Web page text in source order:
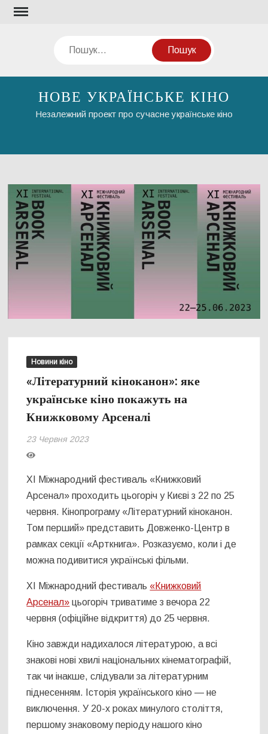
Перейти
Пошук
НОВЕ УКРАЇНСЬКЕ КІНО
Незалежний проект про сучасне українське кіно
Новини кіно
«Літературний кіноканон»: яке
українське кіно покажуть на
Книжковому Арсеналі
23 Червня 2023
XI Міжнародний фестиваль «Книжковий
Арсенал» проходить цьогоріч у Києві з 22 по 25
червня. Кінопрограму «Літературний кіноканон.
Том перший» представить Довженко-Центр в
рамках секції «Арткнига». Розказуємо, коли і де
можна подивитися українські фільми.
XI Міжнародний фестиваль «Книжковий
Арсенал» цьогоріч триватиме з вечора 22
червня (офіційне відкриття) до 25 червня.
Кіно завжди надихалося літературою, а всі
знакові нові хвилі національних кінематографій,
так чи інакше, слідували за літературним
піднесенням. Історія українського кіно — не
виключення. У 20-х роках минулого століття,
першому знаковому періоду нашого кіно